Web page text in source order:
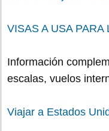
VISAS A USA
Información
escalas, vuelos
Viajar a Estados